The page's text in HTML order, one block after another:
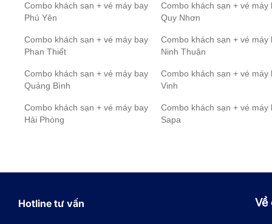
Combo khách sạn + vé máy bay
Phú Yên
Combo khách sạn + vé máy
Quy Nhơn
Combo khách sạn + vé máy bay
Phan Thiết
Combo khách sạn + vé máy
Ninh Thuận
Combo khách sạn + vé máy bay
Quảng Bình
Combo khách sạn + vé máy
Vinh
Combo khách sạn + vé máy bay
Hải Phòng
Combo khách sạn + vé máy
Sapa
Hotline tư vấn Về